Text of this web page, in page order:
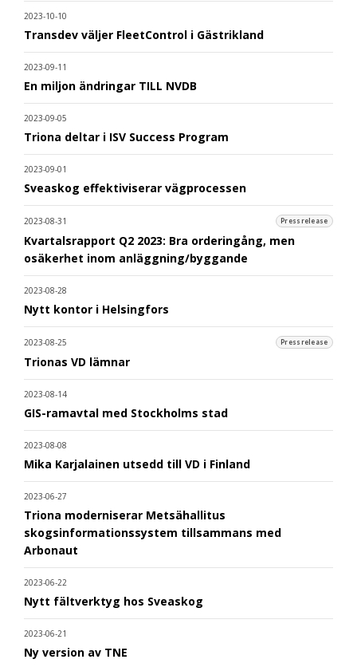
2023-10-10
Transdev väljer FleetControl i Gästrikland
2023-09-11
En miljon ändringar TILL NVDB
2023-09-05
Triona deltar i ISV Success Program
2023-09-01
Sveaskog effektiviserar vägprocessen
2023-08-31 Pressrelease
Kvartalsrapport Q2 2023: Bra orderingång, men
osäkerhet inom anläggning/byggande
2023-08-28
Nytt kontor i Helsingfors
2023-08-25 Pressrelease
Trionas VD lämnar
2023-08-14
GIS-ramavtal med Stockholms stad
2023-08-08
Mika Karjalainen utsedd till VD i Finland
2023-06-27
Triona moderniserar Metsähallitus
skogsinformationssystem tillsammans med
Arbonaut
2023-06-22
Nytt fältverktyg hos Sveaskog
2023-06-21
Ny version av TNE